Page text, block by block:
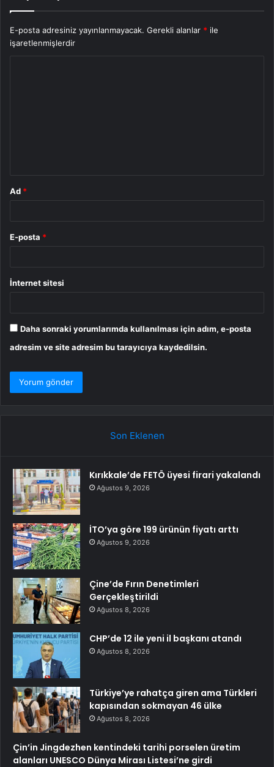
E-posta adresiniz yayınlanmayacak. Gerekli alanlar * ile
işaretlenmişlerdir
Ad *
E-posta *
İnternet sitesi
Daha sonraki yorumlarımda kullanılması için adım, e-posta
adresim ve site adresim bu tarayıcıya kaydedilsin.
Son Eklenen
Kırıkkale’de FETÖ üyesi firari yakalandı
Ağustos 9, 2026
İTO’ya göre 199 ürünün fiyatı arttı
Ağustos 9, 2026
Çine’de Fırın Denetimleri
Gerçekleştirildi
Ağustos 8, 2026
CHP’de 12 ile yeni il başkanı atandı
Ağustos 8, 2026
Türkiye’ye rahatça giren ama Türkleri
kapısından sokmayan 46 ülke
Ağustos 8, 2026
Çin’in Jingdezhen kentindeki tarihi porselen üretim
alanları UNESCO Dünya Mirası Listesi’ne girdi